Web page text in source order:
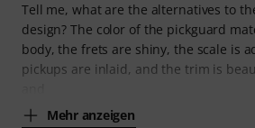
‎Tell me, what are the alternatives to
design? The color of the pickguard
body, the frets are shiny, the scale is
pickups are inlaid, and the trim is
Mehr anzeigen